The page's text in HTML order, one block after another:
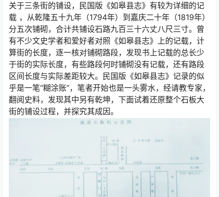
关于三条街的铺设，民国版《如皋县志》有较为详细的记
载 ，从乾隆五十九年（1794年）到嘉庆二十年（1819年）
分五次铺砌，合计共铺设石路九百三十六丈八尺三寸。曾
有不少文史学者和爱好者对照《如皋县志》上的记载，计
算街的长度，逐一核对铺砌路段，发现书上记载的总长少
于街的实际长度，有些路段何时铺砌没有记载，还有路段
区间长度与实际差距较大。民国版《如皋县志》记录的似
乎是一笔“糊涂账”，笔者开始也是一头雾水，经请教专家，
翻阅史料，发现其中另有乾坤，下面试着还原整个石板大
街的铺设过程，并探究其成因。